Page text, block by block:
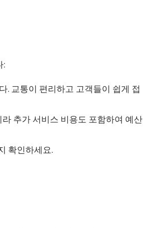
:
. 교통이 편리하고 고객들이 쉽게 접
추가 서비스 비용도 포함하여 예산
확인하세요.